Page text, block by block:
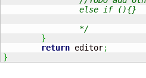
		*/
}
return editor;
}